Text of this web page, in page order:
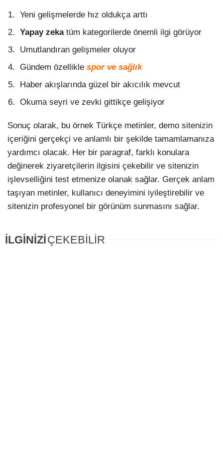
Yeni gelişmelerde hız oldukça arttı
Yapay zekatüm kategorilerde önemli ilgi görüyor
Umutlandıran gelişmeler oluyor
Gündem özellikle spor ve sağlık
Haber akışlarında güzel bir akıcılık mevcut
Okuma seyri ve zevki gittikçe gelişiyor
Sonuç olarak, bu örnek Türkçe metinler, demo sitenizin
içeriğini gerçekçi ve anlamlı bir şekilde tamamlamanıza
yardımcı olacak. Her bir paragraf, farklı konulara
değinerek ziyaretçilerin ilgisini çekebilir ve sitenizin
işlevselliğini test etmenize olanak sağlar. Gerçek anlam
taşıyan metinler, kullanıcı deneyimini iyileştirebilir ve
sitenizin profesyonel bir görünüm sunmasını sağlar.
İLGİNİZİÇEKEBİLİR